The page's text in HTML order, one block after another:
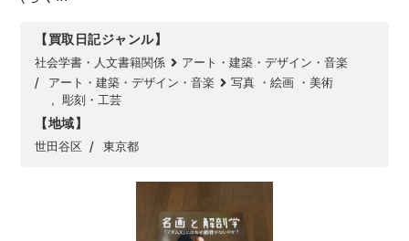
金融・ファイナンス・投資
アート・建築・デザイン・音楽
書道
インテリアデザイン・建築デザイン
他建築・芸術
楽譜・スコア・音楽書
西洋の建築
【買取日記ジャンル】
社会学書・人文書籍関係
アート・建築・デザイン・音楽
アート・建築・デザイン・音楽
写真 ・絵画 ・美術
彫刻・工芸
【地域】
世田谷区 東京都